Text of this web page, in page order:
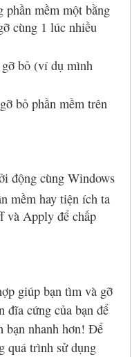
phần mềm một bằng
cùng 1 lúc nhiều
bỏ (ví dụ mình
bỏ phần mềm trên
động cùng Windows
mềm hay tiện ích ta
và Apply để chấp
giúp bạn tìm và gỡ
đĩa cứng của bạn để
bạn nhanh hơn! Để
quá trình sử dụng